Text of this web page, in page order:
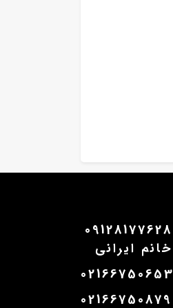
09128177628
خانم ایرانی
02166750653
02166750879